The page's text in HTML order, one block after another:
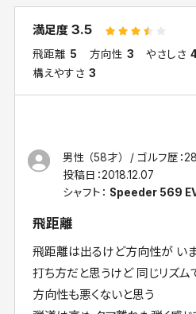
満足度3.5
飛距離 5 方向性 3 やさしさ
構えやすさ 3
男性 （58才） ゴルフ歴：
投稿日：2018.12.07
シャフト： Speeder 569
飛距離
飛距離は出るけど方向性が い
打ち方だと思うけど 同じリズ
方向性も悪くないと思う